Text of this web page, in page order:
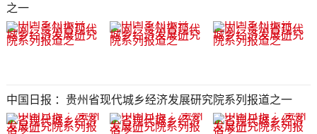
之一
中国日报 ：贵州省现代城乡经济发展研究院系列报道之一